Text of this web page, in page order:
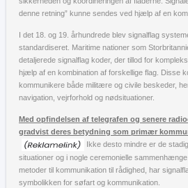
denne retning” kunne sendes ved hjælp af en
I det 18. og 19. århundrede blev signalflag
standardiseret. Maritime nationer som
detaljerede signalflag koder, der tillod for
hjælp af en kombination af forskellige flag. Disse
kommunikere både militære og civile beskeder,
navigation, vejrforhold og nødsituationer.
Med opfindelsen af ​​telegrafen og senere
gradvist deres betydning som primær
Ikke desto mindre er de
situationer og i nogle ceremonielle
metoder til kommunikation til rådighed, har
symbolikken for søfart og kommunikation.